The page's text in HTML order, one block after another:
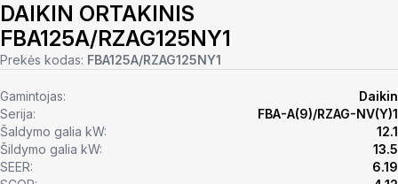
DAIKIN ORTAKINIS
FBA125A/RZAG125NY1
Prekės kodas: FBA125A/RZAG125NY1
Gamintojas:
Daikin
Serija:
FBA-A(9)/RZAG-NV(Y)1
Šaldymo galia kW:
12.1
Šildymo galia kW:
13.5
SEER:
6.19